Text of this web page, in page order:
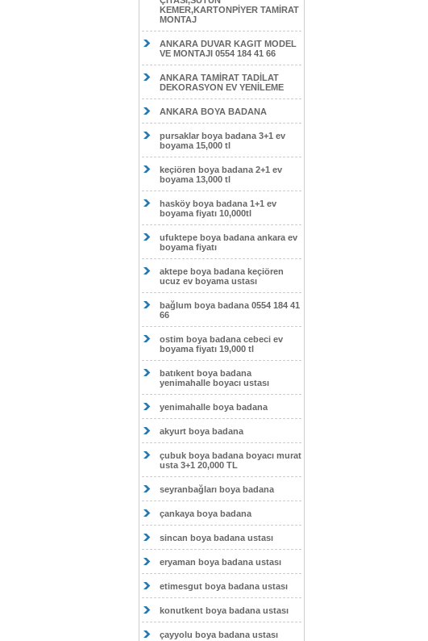
KEMER,KARTONPİYER TAMİRAT
MONTAJ
ANKARA DUVAR KAGIT MODEL
VE MONTAJI 0554 184 41 66
ANKARA TAMİRAT TADİLAT
DEKORASYON EV YENİLEME
ANKARA BOYA BADANA
pursaklar boya badana 3+1 ev
boyama 15,000 tl
keçiören boya badana 2+1 ev
boyama 13,000 tl
hasköy boya badana 1+1 ev
boyama fiyatı 10,000tl
ufuktepe boya badana ankara ev
boyama fiyatı
aktepe boya badana keçiören
ucuz ev boyama ustası
bağlum boya badana 0554 184 41
66
ostim boya badana cebeci ev
boyama fiyatı 19,000 tl
batıkent boya badana
yenimahalle boyacı ustası
yenimahalle boya badana
akyurt boya badana
çubuk boya badana boyacı murat
usta 3+1 20,000 TL
seyranbağları boya badana
çankaya boya badana
sincan boya badana ustası
eryaman boya badana ustası
etimesgut boya badana ustası
konutkent boya badana ustası
çayyolu boya badana ustası